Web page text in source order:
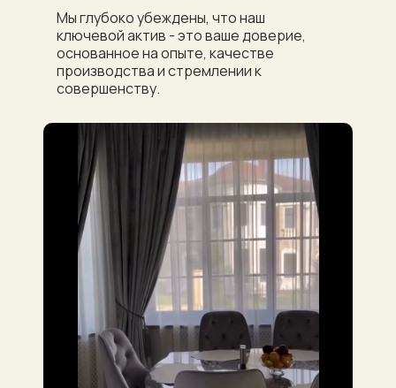
8 (900)
Услуги Контакты
Проекты, которые
разрабатываются с
Мы глубоко убеждены, что наш
ключевой актив - это ваше доверие,
основанное на опыте, качестве
производства и стремлении к
совершенству.